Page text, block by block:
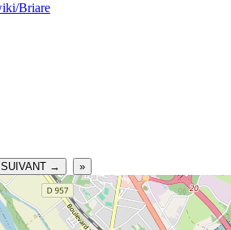
Briare
SUIVANT → »